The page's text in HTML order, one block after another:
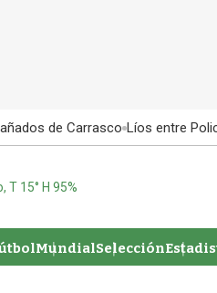
de Carrasco Líos entre
T 15° H 95%
MundialSelección